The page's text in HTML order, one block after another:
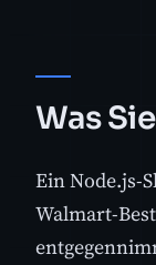
Was
Ein Node.js-
Walmart-